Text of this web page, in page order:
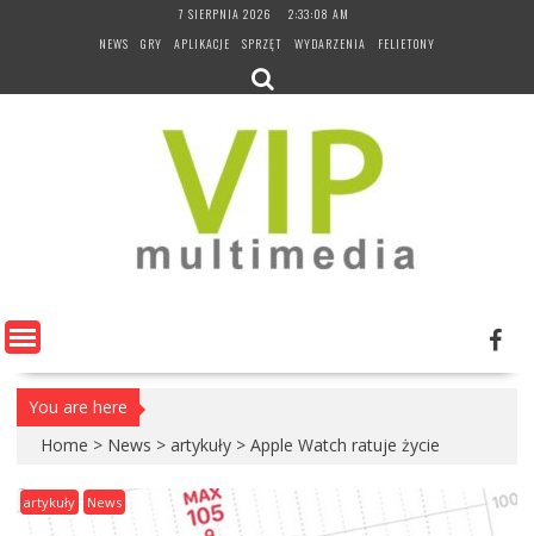
7 SIERPNIA 2026
2:33:09 AM
NEWS
GRY APLIKACJE SPRZĘT WYDARZENIA FELIETONY
You are here
Home > News > artykuły > Apple Watch ratuje życie
artykuły News